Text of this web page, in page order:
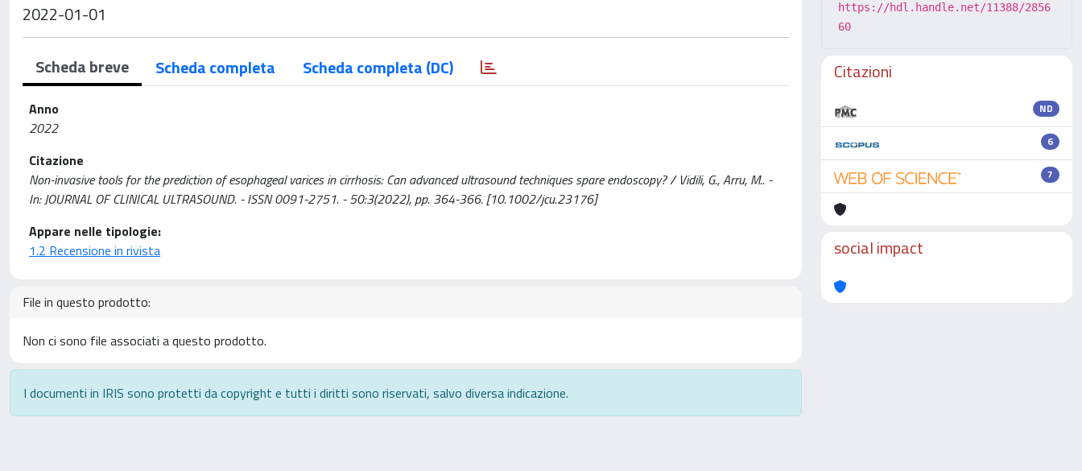
2022-01-01
Scheda breve Scheda completa Scheda completa (DC)
Anno
2022
Citazione
Non-invasive tools for the prediction of esophageal varices in cirrhosis: Can advanced ultrasound techniques spare endoscopy? / Vidili, G., Arru, M.. -
In: JOURNAL OF CLINICAL ULTRASOUND. - ISSN 0091-2751. - 50:3(2022), pp. 364-366. [10.1002/jcu.23176]
Appare nelle tipologie:
1.2 Recensione in rivista
File in questo prodotto:
Non ci sono file associati a questo prodotto.
I documenti in IRIS sono protetti da copyright e tutti i diritti sono riservati, salvo diversa indicazione.
https://hdl.handle.net/11388/2856
60
Citazioni
ND
6
7
social impact